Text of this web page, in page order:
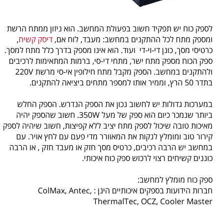
לספק כוח יש תפקיד חשוב בפעולת המחשב. הוא ניזון ממתח הרשת
ומספק מתח לכל ההתקנים במחשב: מעבד, לוח אם, דיסק קשיח,
כרטיסי מסך, כונן די-וי-די ועוד. הוא אינו מספק בדרך כלל מתח למסך.
ספק הכוח מספק מתח ישר, מתחי די-סי, ברמות המתאימות לרכיבים
ולהתקנים במחשב. הספק מקבל מתח חילופין אי-סי מרשת 220V
בתדר 50 הרץ, וממיר אותו למספר מתחים ביציאה להתקנים.
במערכות גדולות יש לחשוב נכון את הספק הנדרש. הספק החלש
ביותר שנמכר כיום הוא ספק של מעל 350W. חשוב שהספק יהיה
מאיכות טובה שיכול לספק מתח יציב ללא קפיצות, חשוב שיהיה לספק
קירור טוב ומומלץ לנקות את המאוורר מדי פעם עם לחץ אויר. עם
במחשב יש הרבה רכיבים, כרטיס מסך חזק או מעבד חזק , או הרבה
כוננים קשיחים רצוי לרכוש ספק כוח איכותי.
ספק כוח מומלץ למחשב:
חברות הידועות בספקים איכותיים הינן : ColMax, Antec,
ThermalTec, OCZ, Cooler Master